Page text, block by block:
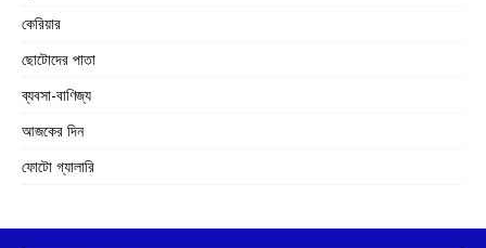
কেরিয়ার
ছোটোদের পাতা
ব্যবসা-বাণিজ্য
আজকের দিন
ফোটো গ্যালারি